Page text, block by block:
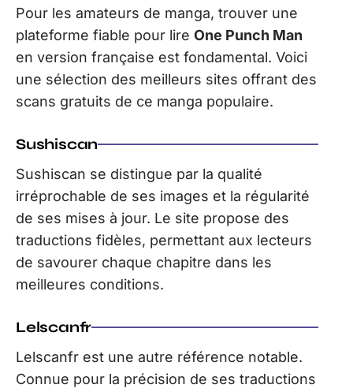
Pour les amateurs de manga, trouver une
plateforme fiable pour lire One Punch Man
en version française est fondamental. Voici
une sélection des meilleurs sites offrant des
scans gratuits de ce manga populaire.
Sushiscan
Sushiscan se distingue par la qualité
irréprochable de ses images et la régularité
de ses mises à jour. Le site propose des
traductions fidèles, permettant aux lecteurs
de savourer chaque chapitre dans les
meilleures conditions.
Lelscanfr
Lelscanfr est une autre référence notable.
Connue pour la précision de ses traductions